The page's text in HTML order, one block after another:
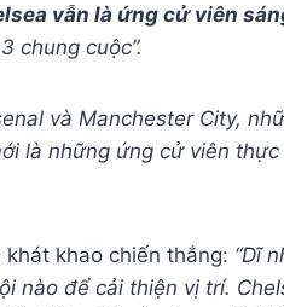
vẫn là ứng cử viên
chung cuộc”.
và Manchester City,
là những ứng cử viên
khát khao chiến thắng: “Dĩ
nào để cải thiện vị trí.